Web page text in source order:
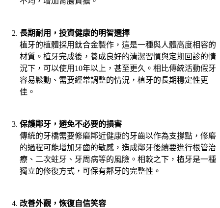
長期耐用，投資健康的明智選擇
植牙的植體採用鈦合金製作，這是一種與人體高度相容的
材質。植牙完成後，養成良好的清潔習慣與定期回診的情
況下，可以使用10年以上，甚至更久。相比傳統活動假牙
容易鬆動、需要經常調整的情況，植牙的長期穩定性更
佳。
保護鄰牙，避免不必要的損害
傳統的牙橋需要修磨鄰近健康的牙齒以作為支撐點，修磨
的過程可能增加牙齒的敏感，造成鄰牙後續要進行根管治
療、二次蛀牙、牙周病等的風險。相較之下，植牙是一種
獨立的修復方式，可保有鄰牙的完整性。
改善外觀，恢復自信笑容